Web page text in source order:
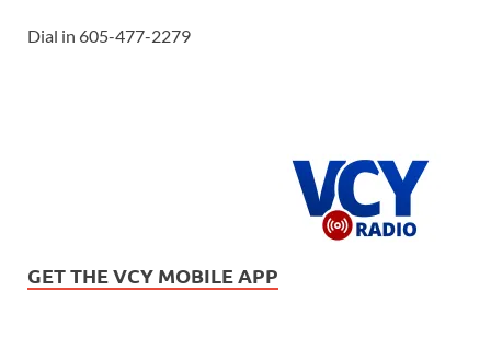
Dial in 605-477-2279
GET THE VCY MOBILE APP